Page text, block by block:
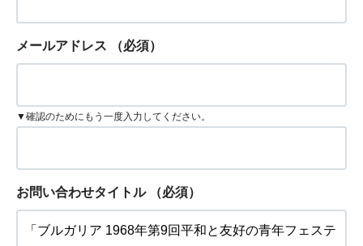
メールアドレス （必須）
▼確認のためにもう一度入力してください。
お問い合わせタイトル （必須）